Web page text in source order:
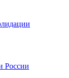
России